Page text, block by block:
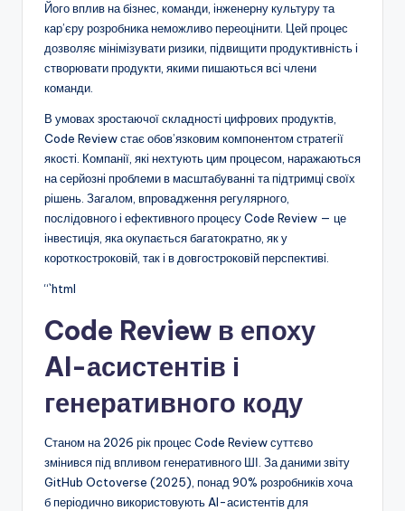
Його вплив на бізнес, команди, інженерну культуру та
кар’єру розробника неможливо переоцінити. Цей процес
дозволяє мінімізувати ризики, підвищити продуктивність і
створювати продукти, якими пишаються всі члени
команди.
В умовах зростаючої складності цифрових продуктів,
Code Review стає обов’язковим компонентом стратегії
якості. Компанії, які нехтують цим процесом, наражаються
на серйозні проблеми в масштабуванні та підтримці своїх
рішень. Загалом, впровадження регулярного,
послідовного і ефективного процесу Code Review — це
інвестиція, яка окупається багатократно, як у
короткостроковій, так і в довгостроковій перспективі.
“`html
Code Review в епоху
AI-асистентів і
генеративного коду
Станом на 2026 рік процес Code Review суттєво
змінився під впливом генеративного ШІ. За даними звіту
GitHub Octoverse (2025), понад 90% розробників хоча
б періодично використовують AI-асистентів для